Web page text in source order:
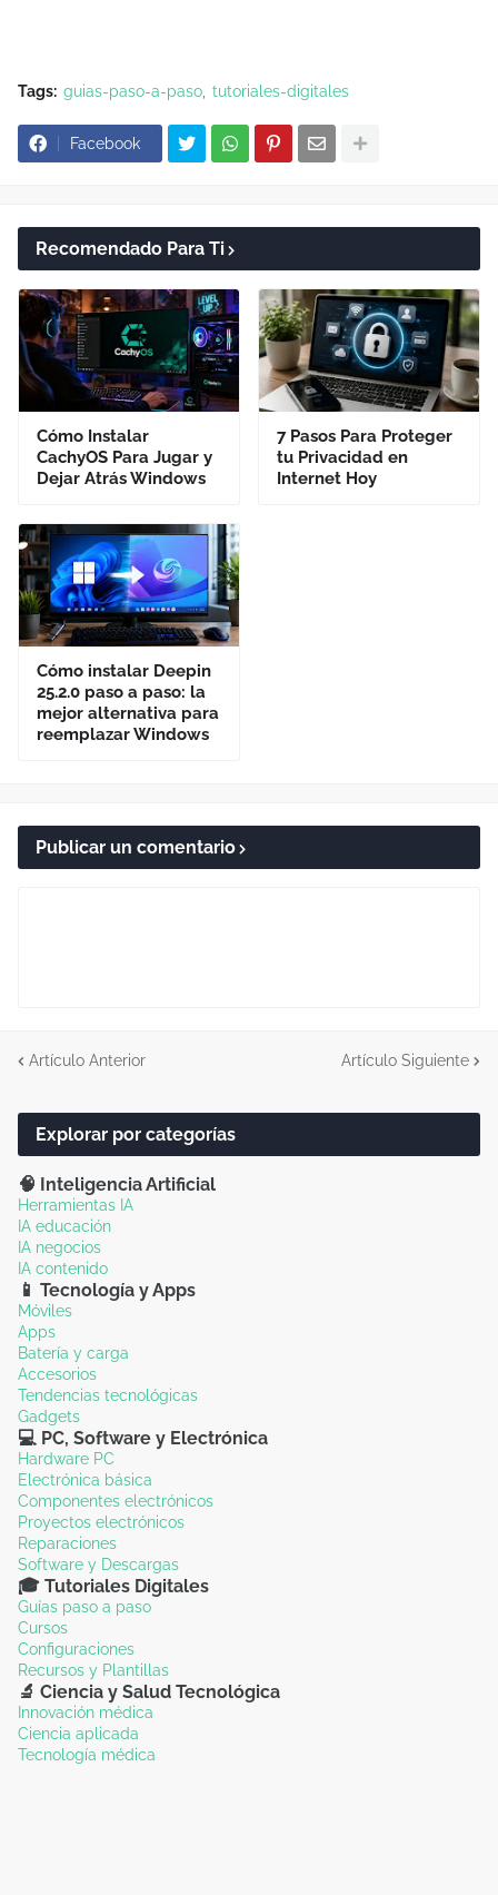
Tags: guias-paso-a-paso tutoriales-digitales
Facebook
Recomendado Para Ti
Cómo Instalar
CachyOS Para Jugar y
Dejar Atrás Windows
7 Pasos Para Proteger
tu Privacidad en
Internet Hoy
Cómo instalar Deepin
25.2.0 paso a paso: la
mejor alternativa para
reemplazar Windows
Publicar un comentario
Artículo Anterior Artículo Siguiente
Explorar por categorías
🧠 Inteligencia Artificial
Herramientas IA
IA educación
IA negocios
IA contenido
📱 Tecnología y Apps
Móviles
Apps
Batería y carga
Accesorios
Tendencias tecnológicas
Gadgets
💻 PC, Software y Electrónica
Hardware PC
Electrónica básica
Componentes electrónicos
Proyectos electrónicos
Reparaciones
Software y Descargas
🎓 Tutoriales Digitales
Guías paso a paso
Cursos
Configuraciones
Recursos y Plantillas
🔬 Ciencia y Salud Tecnológica
Innovación médica
Ciencia aplicada
Tecnología médica